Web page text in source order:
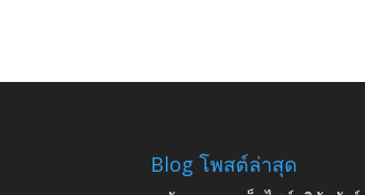
Blog โพสต์ล่าสุด